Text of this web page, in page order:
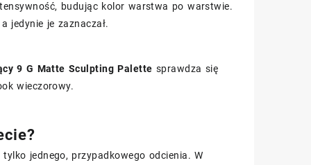
budując kolor warstwa po warstwie.
jedynie je zaznaczał.
9 G Matte Sculpting Palette sprawdza się
wieczorowy.
jednego, przypadkowego odcienia. W